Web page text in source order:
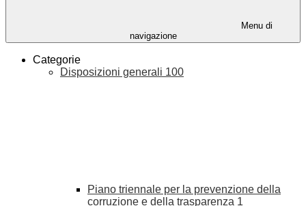
Menu di
navigazione
Categorie
Disposizioni generali 100
Piano triennale per la prevenzione della
corruzione e della trasparenza 1